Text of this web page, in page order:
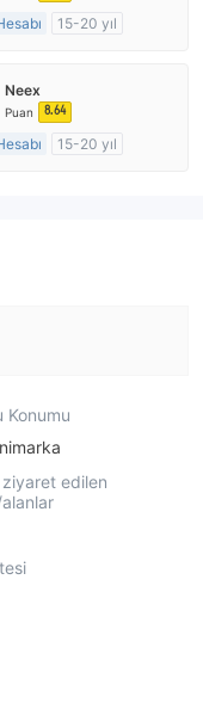
15-20 yıl
(MM)
Lisans
Neex
Puan 8.64
15-20 yıl
Konumu
edilen